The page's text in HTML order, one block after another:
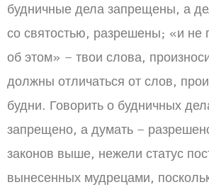
будничные дела запрещены, а
со святостью, разрешены; «и не
об этом» – твои слова,
должны отличаться от слов,
будни. Говорить о будничных
запрещено, а думать –
законов выше, нежели статус
вынесенных мудрецами,